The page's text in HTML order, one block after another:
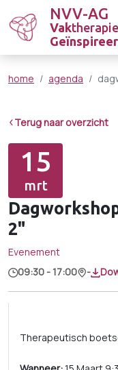
NVV-AG
Vaktherapie
home agenda
Terug naar overzicht
15
mrt
2"
Evenement
09:30 - 17:00
-
Therapeutisch